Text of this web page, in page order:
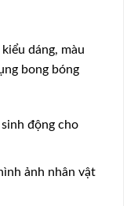
dáng, màu
bong bóng
động cho
ảnh nhân vật